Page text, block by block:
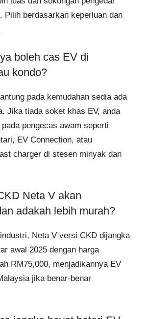
Pilih berdasarkan keperluan dan
boleh cas EV di
kondo?
pada kemudahan sedia ada
Jika tiada soket khas EV, anda
pengecas awam seperti
EV Connection, atau
charger di stesen minyak dan
Neta V akan
adakah lebih murah?
Neta V versi CKD dijangka
awal 2025 dengan harga
RM75,000, menjadikannya EV
jika benar-benar